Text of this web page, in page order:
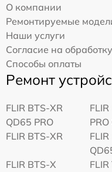
О компании
Ремонтируемые
Наши услуги
Согласие на
Способы оплаты
Ремонт
FLIR BTS-XR
QD65 PRO
FLIR BTS-XR
FLIR BTS-X